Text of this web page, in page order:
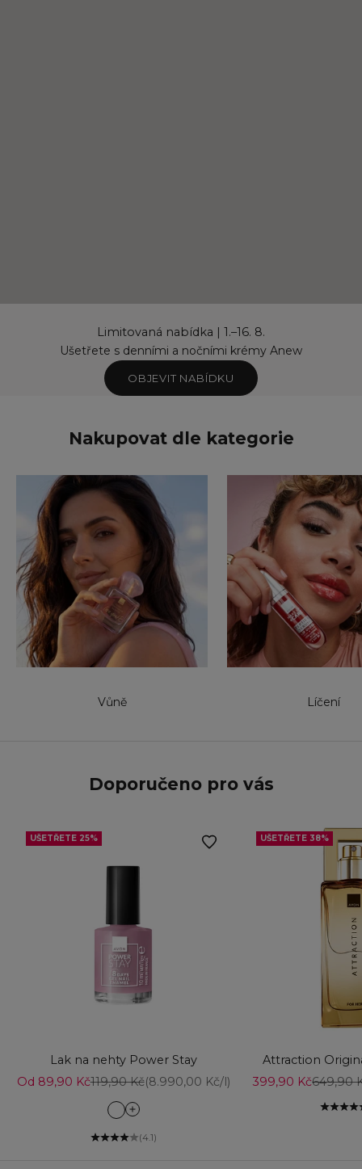
Limitovaná nabídka | 1.–16. 8.
Ušetřete s denními a nočními krémy Anew
OBJEVIT NABÍDKU
Nakupovat dle kategorie
Vůně Líčení
Doporučeno pro vás
UŠETŘETE 25%
Lak na nehty Power Stay
Prodejní cena
Od 89,90 KčBěžná cena
119,90 Kč(8.990,00 Kč/l)
Can't Quit Cafe
Cosy Therapy
(4.1)
UŠETŘETE 38%
Attraction
Prodejní cena
399,90 KčBěžná
649,90